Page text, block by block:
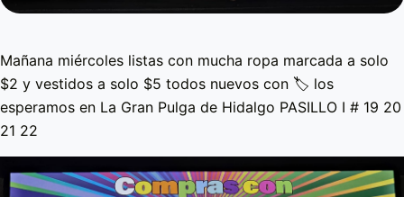
Mañana miércoles listas con mucha ropa marcada a solo
$2 y vestidos a solo $5 todos nuevos con 🏷️ los
esperamos en La Gran Pulga de Hidalgo PASILLO I # 19 20
21 22